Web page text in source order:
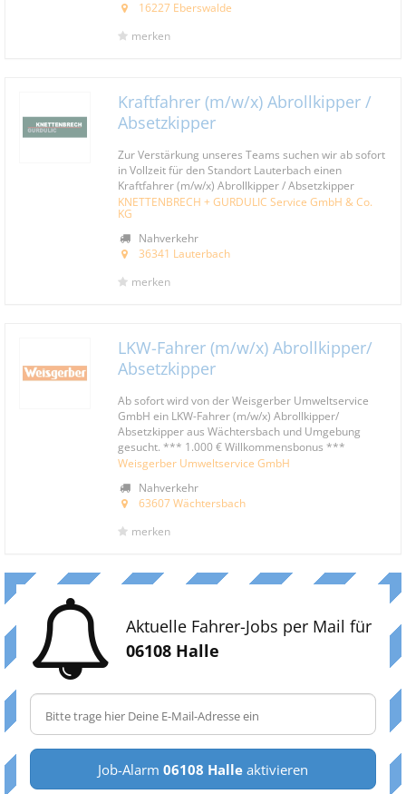
16227 Eberswalde
merken
Kraftfahrer (m/w/x) Abrollkipper /
Absetzkipper
Zur Verstärkung unseres Teams suchen wir ab sofort
in Vollzeit für den Standort Lauterbach einen
Kraftfahrer (m/w/x) Abrollkipper / Absetzkipper
KNETTENBRECH + GURDULIC Service GmbH & Co.
KG
Nahverkehr
36341 Lauterbach
merken
LKW-Fahrer (m/w/x) Abrollkipper/
Absetzkipper
Ab sofort wird von der Weisgerber Umweltservice
GmbH ein LKW-Fahrer (m/w/x) Abrollkipper/
Absetzkipper aus Wächtersbach und Umgebung
gesucht. *** 1.000 € Willkommensbonus ***
Weisgerber Umweltservice GmbH
Nahverkehr
63607 Wächtersbach
merken
Aktuelle Fahrer-Jobs per Mail für
06108 Halle
Job-Alarm 06108 Halle aktivieren